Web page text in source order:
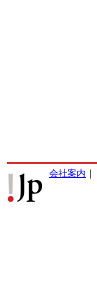
会社案内 ｜